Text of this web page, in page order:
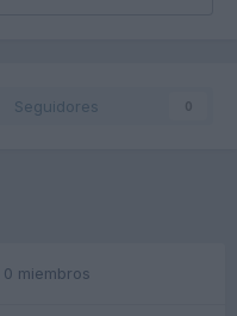
Seguidores 0
0 miembros